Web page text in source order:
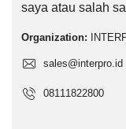
saya atau salah
Organization:
sales@interpro.id
08111822800